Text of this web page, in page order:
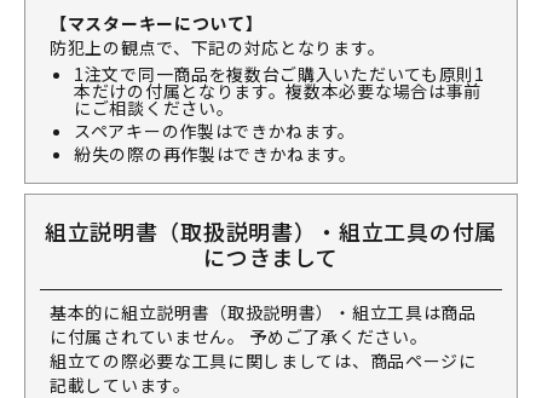
【マスターキーについて】
防犯上の観点で、下記の対応となります。
1注文で同一商品を複数台ご購入いただいても原則1
本だけの付属となります。複数本必要な場合は事前
にご相談ください。
スペアキーの作製はできかねます。
紛失の際の再作製はできかねます。
組立説明書（取扱説明書）・組立工具の付属
につきまして
基本的に組立説明書（取扱説明書）・組立工具は商品
に付属されていません。 予めご了承ください。
組立ての際必要な工具に関しましては、商品ページに
記載しています。